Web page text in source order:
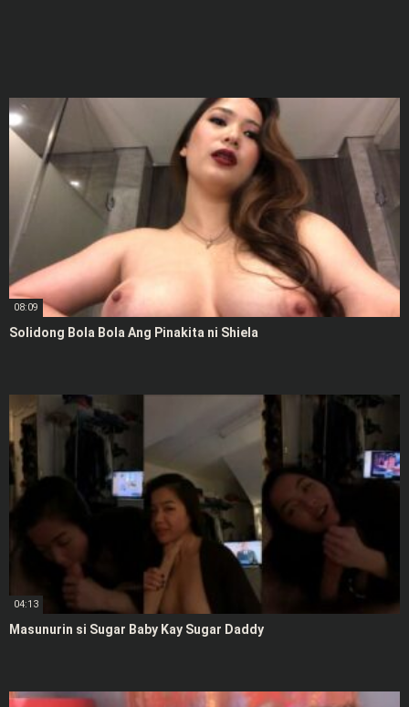
08:09
Solidong Bola Bola Ang Pinakita ni Shiela
04:13
Masunurin si Sugar Baby Kay Sugar Daddy